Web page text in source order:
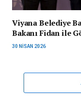
Viyana Belediye
Bakanı Fidan ile
30 NISAN 2026